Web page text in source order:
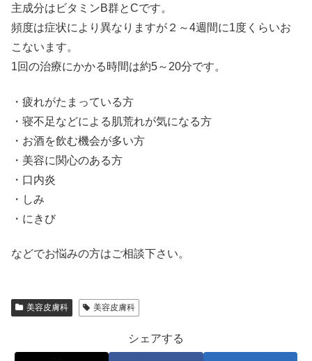
主成分はビタミンB群とCです。
頻度は症状により異なりますが２～4週間に1度くらいお
こないます。
1回の治療にかかる時間は約5～20分です。
・疲れがたまっている方
・寝不足などによる肌荒れが気になる方
・お酒を飲む機会が多い方
・美容に関心のある方
・口内炎
・しみ
・にきび
などでお悩みの方はご相談下さい。
美容皮膚科 美容皮膚科
シェアする